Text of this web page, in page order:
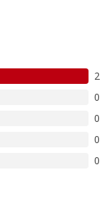
2
0
0
0
0